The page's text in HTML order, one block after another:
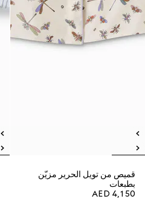
قميص من تويل الحرير مزيّن
بطبعات
AED 4,150